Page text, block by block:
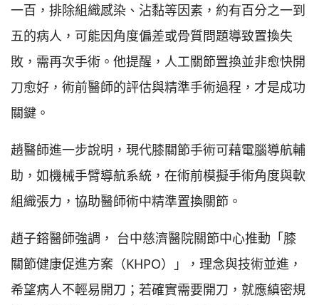
一百，排除組織感染、沾黏等因素，約有百分之一到
五的病人，可能因角度偏差或骨質問題導致置換失
敗，需再次手術。他提醒，人工關節置換並非愈快開
刀愈好，術前醫師的評估與精準手術過程，才是成功
關鍵。
趙醫師進一步說明，現代膝關節手術可藉電腦導航輔
助，如機械手臂導航系統，在術前模擬手術角度與軟
組織張力，協助醫師術中精準置換關節。
趙子鎔醫師強調， 台中慈濟醫院關節中心推動「膝
關節健康促進方案（KHPO）」，理念與技術並進，
希望病人不輕易開刀；若確實需要開刀，就應縝密規